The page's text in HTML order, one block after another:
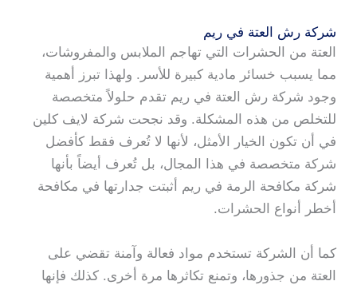
شركة رش العتة في ريم
العتة من الحشرات التي تهاجم الملابس والمفروشات،
مما يسبب خسائر مادية كبيرة للأسر. ولهذا تبرز أهمية
وجود شركة رش العتة في ريم تقدم حلولاً متخصصة
للتخلص من هذه المشكلة. وقد نجحت شركة لايف كلين
في أن تكون الخيار الأمثل، لأنها لا تُعرف فقط كأفضل
شركة متخصصة في هذا المجال، بل تُعرف أيضاً بأنها
شركة مكافحة الرمة في ريم أثبتت جدارتها في مكافحة
أخطر أنواع الحشرات.
كما أن الشركة تستخدم مواد فعالة وآمنة تقضي على
العتة من جذورها، وتمنع تكاثرها مرة أخرى. كذلك فإنها